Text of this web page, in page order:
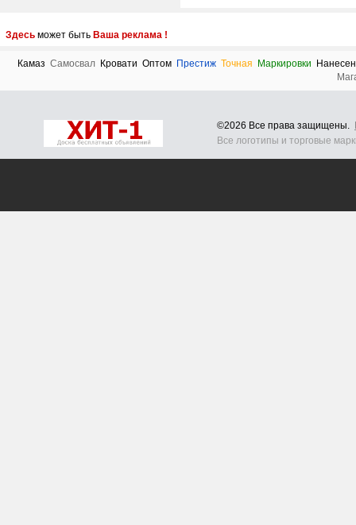
Здесь может быть Ваша реклама !
Камаз Самосвал Кровати Оптом Престиж Точная Маркировки
©2026 Все права защищены.
Все логотипы и торговые